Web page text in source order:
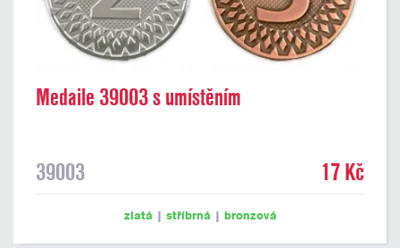
Medaile 39003 s umístěním
39003 17 Kč
zlatá | stříbrná | bronzová